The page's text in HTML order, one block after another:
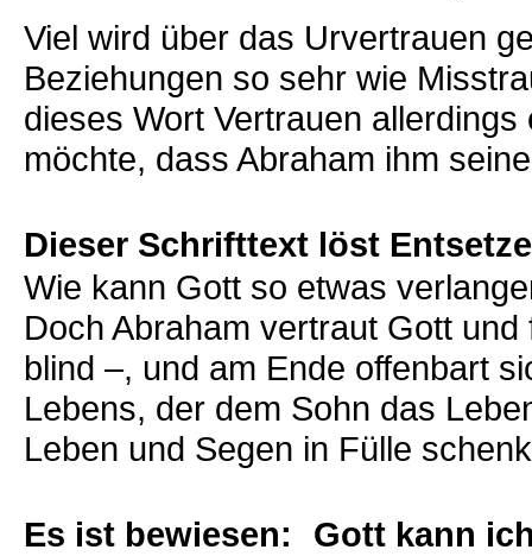
Viel wird über das Urvertrauen
Beziehungen so sehr wie
dieses Wort Vertrauen
möchte, dass Abraham ihm
Dieser Schrifttext löst
Wie kann Gott so etwas
Doch Abraham vertraut Gott
blind –, und am Ende offenbart
Lebens, der dem Sohn das
Leben und Segen in Fülle
Es ist bewiesen: Gott kann